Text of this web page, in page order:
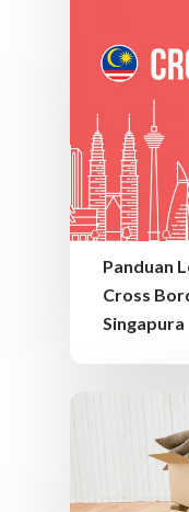
Panduan
Cross
Singapura